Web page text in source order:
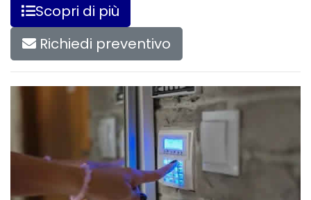
Scopri di più
Richiedi preventivo